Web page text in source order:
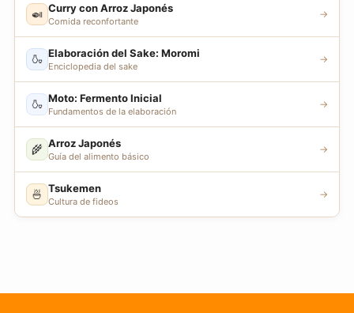
🍛 Curry con Arroz Japonés
Comida reconfortante
→
🍶 Elaboración del Sake: Moromi
Enciclopedia del sake
→
🍶 Moto: Fermento Inicial
Fundamentos de la elaboración
→
🌾 Arroz Japonés
Guía del alimento básico
→
🍜 Tsukemen
Cultura de fideos
→